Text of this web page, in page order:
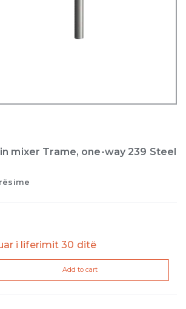
mixer Trame, one-way 239 Steel
i liferimit 30 ditë
Add to cart